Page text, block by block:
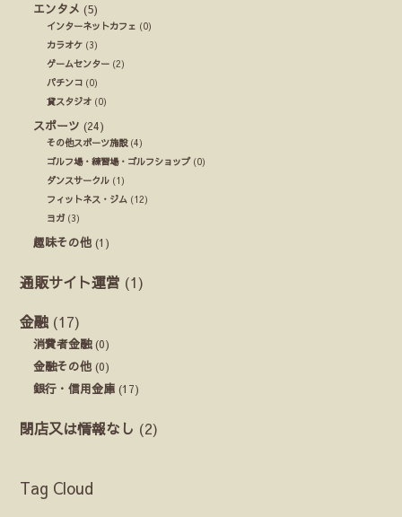
エンタメ (5)
インターネットカフェ (0)
カラオケ (3)
ゲームセンター (2)
パチンコ (0)
貸スタジオ (0)
スポーツ (24)
その他スポーツ施設(4)
ゴルフ場・練習場・ゴルフショップ(0)
ダンスサークル (1)
フィットネス・ジム (12)
ヨガ (3)
趣味その他 (1)
通販サイト運営 (1)
金融 (17)
消費者金融(0)
金融その他 (0)
銀行・信用金庫 (17)
閉店又は情報なし (2)
Tag Cloud